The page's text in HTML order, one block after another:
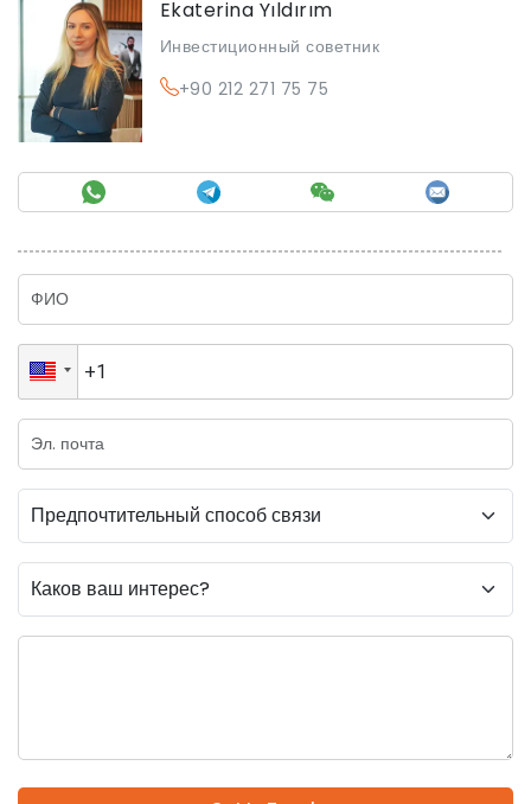
Ekaterina Yıldırım
Инвестиционный советник
+90 212 271 75 75